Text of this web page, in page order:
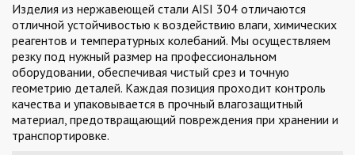
Изделия из нержавеющей стали AISI 304 отличаются
отличной устойчивостью к воздействию влаги, химических
реагентов и температурных колебаний. Мы осуществляем
резку под нужный размер на профессиональном
оборудовании, обеспечивая чистый срез и точную
геометрию деталей. Каждая позиция проходит контроль
качества и упаковывается в прочный влагозащитный
материал, предотвращающий повреждения при хранении и
транспортировке.